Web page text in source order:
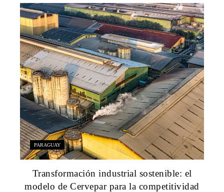
PARAGUAY
Transformación industrial sostenible: el
modelo de Cervepar para la competitividad